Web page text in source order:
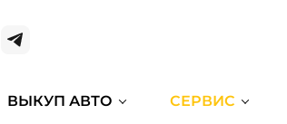
ВЫКУП АВТО СЕРВИС